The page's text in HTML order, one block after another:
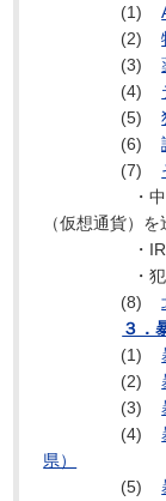
(1)
(2)
(3)
(4)
(5)
(6)
(7)
・
（仮想通貨）
・
・
(8)
３．
(1)
(2)
(3)
(4)
県）
(5)